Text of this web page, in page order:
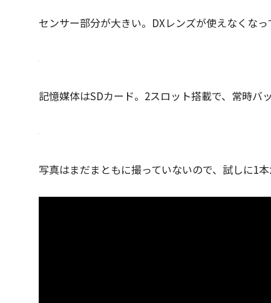
センサー部分が大きい。DXレンズが使えなくな
記憶媒体はSDカード。2スロット搭載で、常時バ
写真はまだまともに撮っていないので、試しに1